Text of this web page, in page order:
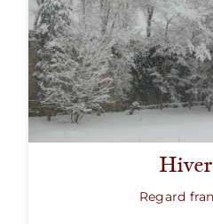
Regard